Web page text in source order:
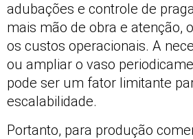
adubações e controle de
mais mão de obra e atenção,
os custos operacionais. A
ou ampliar o vaso
pode ser um fator limitante
escalabilidade.
Portanto, para produção